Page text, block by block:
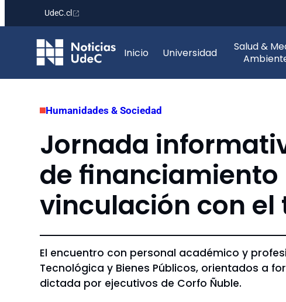
contenido
UdeC.cl
Inicio Universidad
Salud &
Humanidades & Sociedad
Jornada
de
vinculación con el
El encuentro con personal académico y
Tecnológica y Bienes Públicos, orientados a
dictada por ejecutivos de Corfo Ñuble.